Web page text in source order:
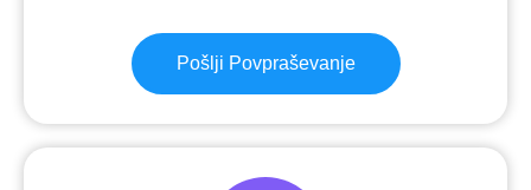
Pošlji Povpraševanje